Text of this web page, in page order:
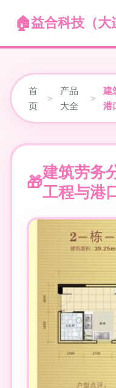
益合科技（大
首
页
>
产品
大全
>
建
港
建筑劳务
工程与港